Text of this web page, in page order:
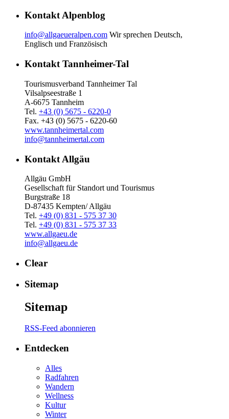
Kontakt Alpenblog
info@allgaeueralpen.com Wir sprechen Deutsch,
Englisch und Französisch
Kontakt Tannheimer-Tal
Tourismusverband Tannheimer Tal
Vilsalpseestraße 1
A-6675 Tannheim
Tel. +43 (0) 5675 - 6220-0
Fax. +43 (0) 5675 - 6220-60
www.tannheimertal.com
info@tannheimertal.com
Kontakt Allgäu
Allgäu GmbH
Gesellschaft für Standort und Tourismus
Burgstraße 18
D-87435 Kempten/ Allgäu
Tel. +49 (0) 831 - 575 37 30
Tel. +49 (0) 831 - 575 37 33
www.allgaeu.de
info@allgaeu.de
Clear
Sitemap
Sitemap
RSS-Feed abonnieren
Entdecken
Alles
Radfahren
Wandern
Wellness
Kultur
Winter